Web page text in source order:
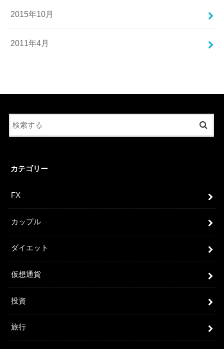
2015年10月
2011年4月
カテゴリー
FX
カップル
ダイエット
仮想通貨
投資
旅行